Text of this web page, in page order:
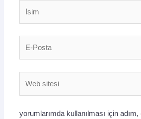
yorumlarımda kullanılması için